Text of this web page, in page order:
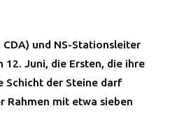
und NS-Stationsleiter
12. Juni, die Ersten, die ihre
Schicht der Steine darf
Rahmen mit etwa sieben